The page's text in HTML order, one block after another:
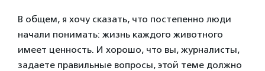
В общем, я хочу сказать, что постепенно люди
начали понимать: жизнь каждого животного
имеет ценность. И хорошо, что вы, журналисты,
задаете правильные вопросы, этой теме должно